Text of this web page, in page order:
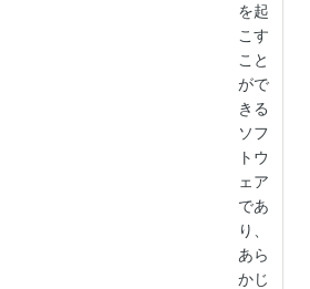
を起
こす
こと
がで
きる
ソフ
トウ
ェア
であ
り、
あら
かじ